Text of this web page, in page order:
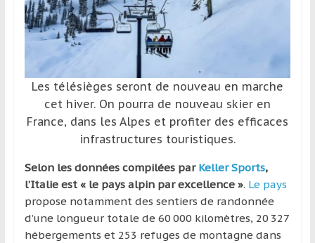
l’étranger
pour
assouvir
passion,
tout
profitant
découverte
d’un
pays
Les télésièges seront de nouveau en marche
cet hiver. On pourra de nouveau skier en
France, dans les Alpes et profiter des efficaces
infrastructures touristiques.
Selon les données compilées par Keller Sports,
l’Italie est « le pays alpin par excellence ». Le pays
propose notamment des sentiers de randonnée
d’une longueur totale de 60 000 kilomètres, 20 327
hébergements et 253 refuges de montagne dans